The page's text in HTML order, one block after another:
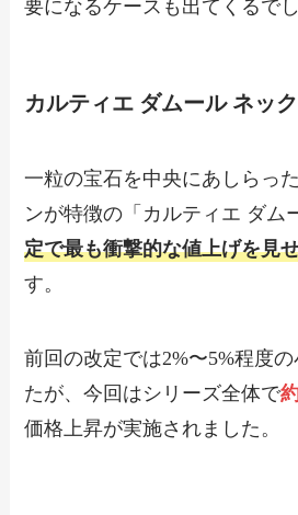
要になるケースも出てくるでし
カルティエ ダムール ネッ
一粒の宝石を中央にあしらっ
ンが特徴の「カルティエ ダム
定で最も衝撃的な値上げを見
す。
前回の改定では2%〜5%程度
たが、今回はシリーズ全体で
価格上昇が実施されました。